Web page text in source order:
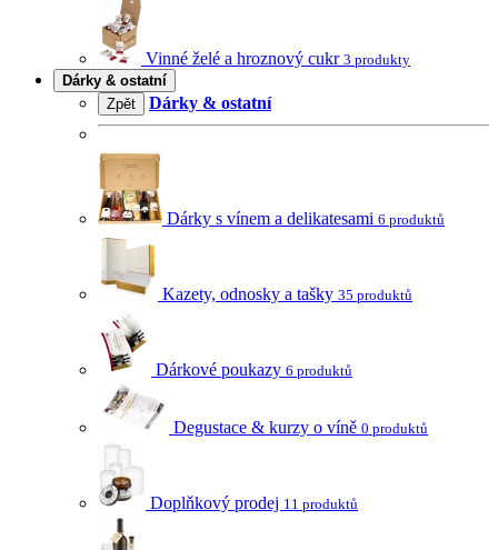
Vinné želé a hroznový cukr 3 produkty
Dárky & ostatní
Zpět
Dárky & ostatní
Dárky s vínem a delikatesami 6 produktů
Kazety, odnosky a tašky 35 produktů
Dárkové poukazy 6 produktů
Degustace & kurzy o víně 0 produktů
Doplňkový prodej 11 produktů